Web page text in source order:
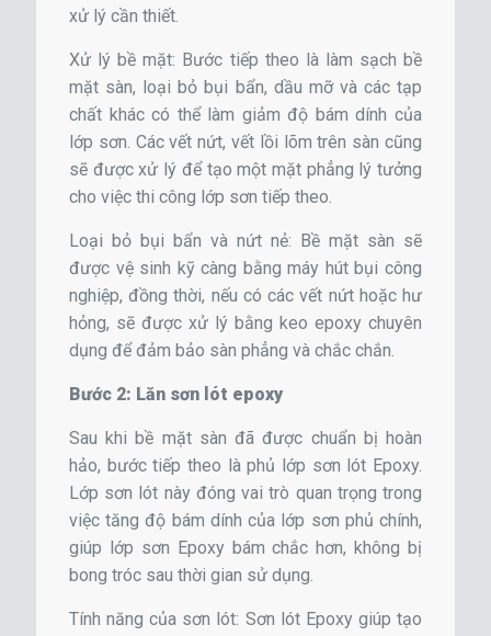
xử lý cần thiết.
Xử lý bề mặt: Bước tiếp theo là làm sạch bề
mặt sàn, loại bỏ bụi bẩn, dầu mỡ và các tạp
chất khác có thể làm giảm độ bám dính của
lớp sơn. Các vết nứt, vết lồi lõm trên sàn cũng
sẽ được xử lý để tạo một mặt phẳng lý tưởng
cho việc thi công lớp sơn tiếp theo.
Loại bỏ bụi bẩn và nứt nẻ: Bề mặt sàn sẽ
được vệ sinh kỹ càng bằng máy hút bụi công
nghiệp, đồng thời, nếu có các vết nứt hoặc hư
hỏng, sẽ được xử lý bằng keo epoxy chuyên
dụng để đảm bảo sàn phẳng và chắc chắn.
Bước 2: Lăn sơn lót epoxy
Sau khi bề mặt sàn đã được chuẩn bị hoàn
hảo, bước tiếp theo là phủ lớp sơn lót Epoxy.
Lớp sơn lót này đóng vai trò quan trọng trong
việc tăng độ bám dính của lớp sơn phủ chính,
giúp lớp sơn Epoxy bám chắc hơn, không bị
bong tróc sau thời gian sử dụng.
Tính năng của sơn lót: Sơn lót Epoxy giúp tạo